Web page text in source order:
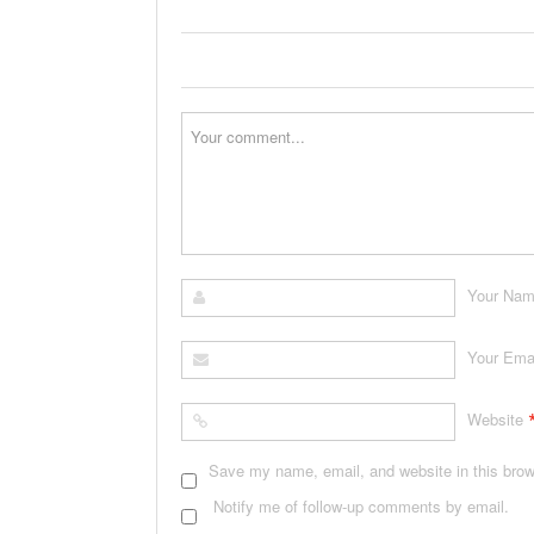
Your
Your
Website
Save my name, email, and website in this
Notify me of follow-up comments by email.